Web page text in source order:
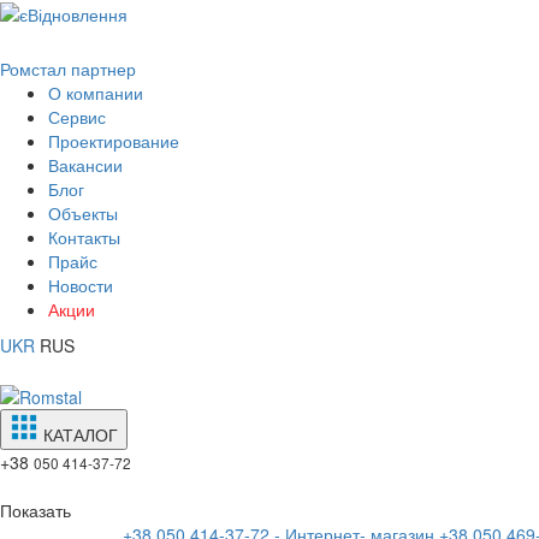
Ромстал партнер
О компании
Сервис
Проектирование
Вакансии
Блог
Объекты
Контакты
Прайс
Новости
Акции
UKR RUS
КАТАЛОГ
+38 050 414-37-72
Показать
+38 050 414-37-72 - Интернет- магазин +38 050